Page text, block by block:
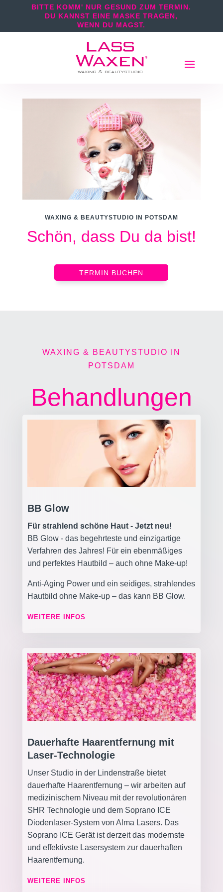
BITTE KOMM' NUR GESUND ZUM TERMIN.
DU KANNST EINE MASKE TRAGEN,
WENN DU MAGST.
WAXING & BEAUTYSTUDIO IN POTSDAM
Schön, dass Du da bist!
TERMIN BUCHEN
WAXING & BEAUTYSTUDIO IN
POTSDAM
Behandlungen
BB Glow
Für strahlend schöne Haut - Jetzt neu!
BB Glow - das begehrteste und einzigartige
Verfahren des Jahres! Für ein ebenmäßiges
und perfektes Hautbild – auch ohne Make-up!
Anti-Aging Power und ein seidiges, strahlendes
Hautbild ohne Make-up – das kann BB Glow.
WEITERE INFOS
Dauerhafte Haarentfernung mit
Laser-Technologie
Unser Studio in der Lindenstraße bietet
dauerhafte Haarentfernung – wir arbeiten auf
medizinischem Niveau mit der revolutionären
SHR Technologie und dem Soprano ICE
Diodenlaser-System von Alma Lasers. Das
Soprano ICE Gerät ist derzeit das modernste
und effektivste Lasersystem zur dauerhaften
Haarentfernung.
WEITERE INFOS